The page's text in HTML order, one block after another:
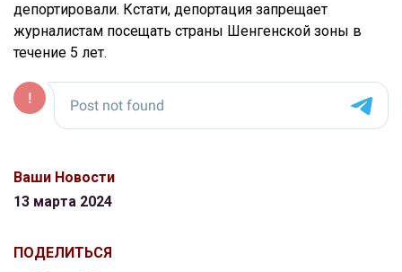
депортировали. Кстати, депортация запрещает
журналистам посещать страны Шенгенской зоны в
течение 5 лет.
Ваши Новости
13 марта 2024
ПОДЕЛИТЬСЯ